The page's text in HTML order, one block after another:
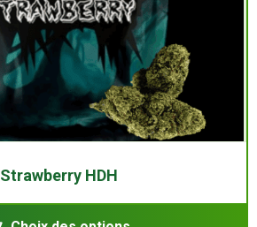
Strawberry HDH